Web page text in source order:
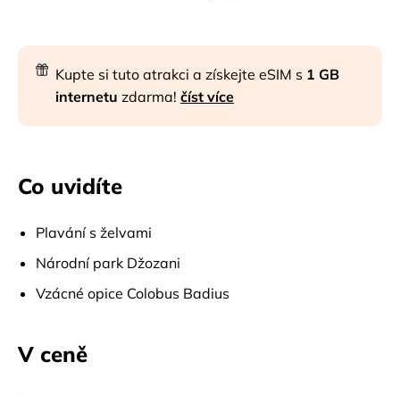
Kupte si tuto atrakci a získejte eSIM s 1 GB
internetu zdarma! číst více
Co uvidíte
Plavání s želvami
Národní park Džozani
Vzácné opice Colobus Badius
V ceně